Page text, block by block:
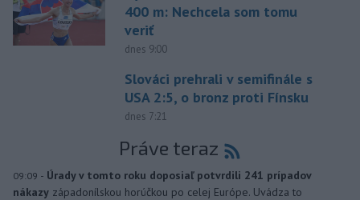
400 m: Nechcela som tomu
veriť
dnes 9:00
Slováci prehrali v semifinále s
USA 2:5, o bronz proti Fínsku
dnes 7:21
Práve teraz
09:09 - Úrady v tomto roku doposiaľ potvrdili 241 prípadov
nákazy západonílskou horúčkou po celej Európe. Uvádza to